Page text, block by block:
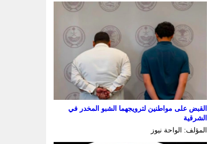
القبض على مواطنين لترويجهما الشبو المخدر في
الشرقية
المؤلف: الواحة نيوز